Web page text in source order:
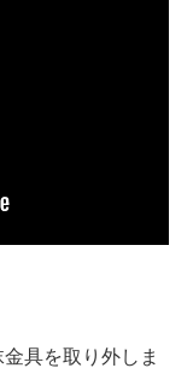
具を取り外しま